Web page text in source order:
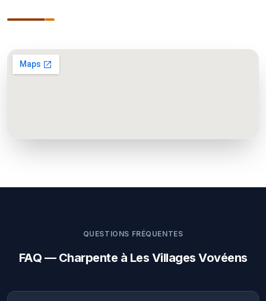
QUESTIONS FRÉQUENTES
FAQ — Charpente à Les Villages Vovéens